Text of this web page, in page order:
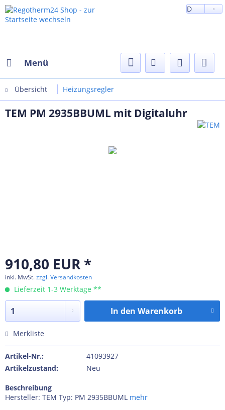
D
Menü
Übersicht Heizungsregler
TEM PM 2935BBUML mit Digitaluhr
910,80 EUR *
inkl. MwSt.zzgl. Versandkosten
Lieferzeit 1-3 Werktage **
In den Warenkorb
Merkliste
Artikel-Nr.:
41093927
Artikelzustand:
Neu
Beschreibung
Hersteller: TEM Typ: PM 2935BBUML mehr